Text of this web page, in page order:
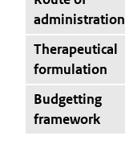
administration
Therapeutical
formulation
Budgetting
framework